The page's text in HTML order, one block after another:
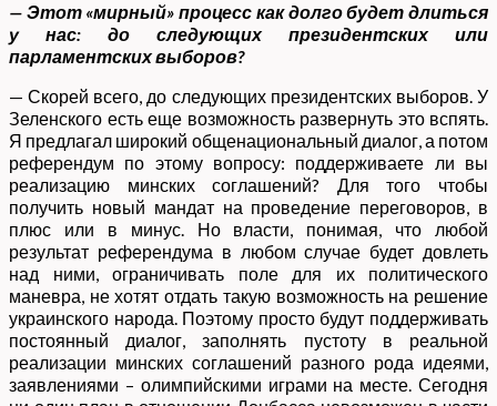
— Этот «мирный» процесс как долго будет длиться
у нас: до следующих президентских или
парламентских выборов?
— Скорей всего, до следующих президентских выборов. У
Зеленского есть еще возможность развернуть это вспять.
Я предлагал широкий общенациональный диалог, а потом
референдум по этому вопросу: поддерживаете ли вы
реализацию минских соглашений? Для того чтобы
получить новый мандат на проведение переговоров, в
плюс или в минус. Но власти, понимая, что любой
результат референдума в любом случае будет довлеть
над ними, ограничивать поле для их политического
маневра, не хотят отдать такую возможность на решение
украинского народа. Поэтому просто будут поддерживать
постоянный диалог, заполнять пустоту в реальной
реализации минских соглашений разного рода идеями,
заявлениями – олимпийскими играми на месте. Сегодня